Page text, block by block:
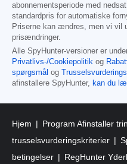
abonnementsperiode med
standardpris for automatiske
Priserne kan ændres, men vi vil
prisændringer.
Alle SpyHunter-versioner er
Privatlivs-/Cookiepolitik og
spørgsmål og
afinstallere SpyHunter, kan du
Hjem Program Afinstaller trin
trusselsvurderingskriterier
betingelser
RegHunter